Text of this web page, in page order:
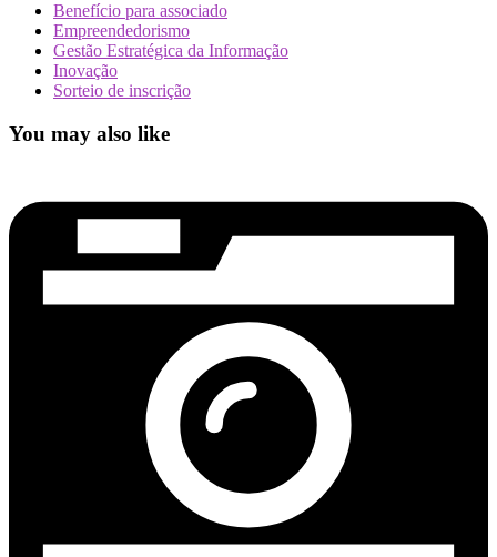
Benefício para associado
Empreendedorismo
Gestão Estratégica da Informação
Inovação
Sorteio de inscrição
You may also like